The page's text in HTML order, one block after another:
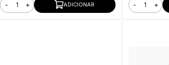
- + ADICIONAR - +